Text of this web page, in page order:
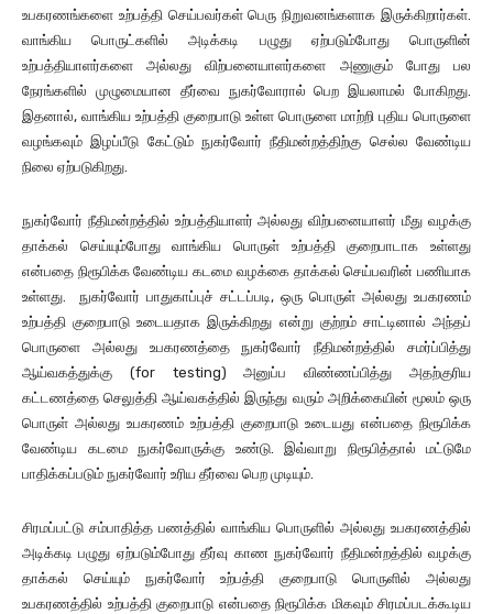
உபகரணங்களை உற்பத்தி செய்பவர்கள் பெரு நிறுவனங்களாக இருக்கிறார்கள்.
வாங்கிய பொருட்களில் அடிக்கடி பழுது ஏற்படும்போது பொருளின்
உற்பத்தியாளர்களை அல்லது விற்பனையாளர்களை அணுகும் போது பல
நேரங்களில் முழுமையான தீர்வை நுகர்வோரால் பெற இயலாமல் போகிறது.
இதனால், வாங்கிய உற்பத்தி குறைபாடு உள்ள பொருளை மாற்றி புதிய பொருளை
வழங்கவும் இழப்பீடு கேட்டும் நுகர்வோர் நீதிமன்றத்திற்கு செல்ல வேண்டிய
நிலை ஏற்படுகிறது.
நுகர்வோர் நீதிமன்றத்தில் உற்பத்தியாளர் அல்லது விற்பனையாளர் மீது வழக்கு
தாக்கல் செய்யும்போது வாங்கிய பொருள் உற்பத்தி குறைபாடாக உள்ளது
என்பதை நிரூபிக்க வேண்டிய கடமை வழக்கை தாக்கல் செய்பவரின் பணியாக
உள்ளது. நுகர்வோர் பாதுகாப்புச் சட்டப்படி, ஒரு பொருள் அல்லது உபகரணம்
உற்பத்தி குறைபாடு உடையதாக இருக்கிறது என்று குற்றம் சாட்டினால் அந்தப்
பொருளை அல்லது உபகரணத்தை நுகர்வோர் நீதிமன்றத்தில் சமர்ப்பித்து
ஆய்வகத்துக்கு (for testing) அனுப்ப விண்ணப்பித்து அதற்குரிய
கட்டணத்தை செலுத்தி ஆய்வகத்தில் இருந்து வரும் அறிக்கையின் மூலம் ஒரு
பொருள் அல்லது உபகரணம் உற்பத்தி குறைபாடு உடையது என்பதை நிரூபிக்க
வேண்டிய கடமை நுகர்வோருக்கு உண்டு. இவ்வாறு நிரூபித்தால் மட்டுமே
பாதிக்கப்படும் நுகர்வோர் உரிய தீர்வை பெற முடியும்.
சிரமப்பட்டு சம்பாதித்த பணத்தில் வாங்கிய பொருளில் அல்லது உபகரணத்தில்
அடிக்கடி பழுது ஏற்படும்போது தீர்வு காண நுகர்வோர் நீதிமன்றத்தில் வழக்கு
தாக்கல் செய்யும் நுகர்வோர் உற்பத்தி குறைபாடு பொருளில் அல்லது
உபகரணத்தில் உற்பத்தி குறைபாடு என்பதை நிரூபிக்க மிகவும் சிரமப்படக்கூடிய